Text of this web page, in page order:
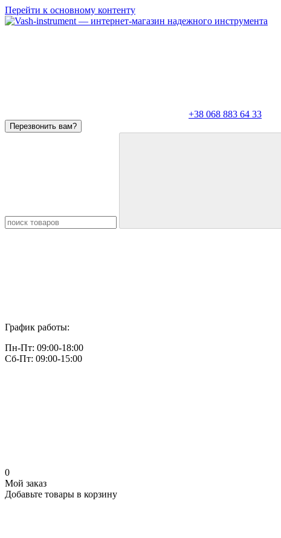
Перейти к основному контенту
+38 068 883 64 33
Перезвонить вам?
График работы:
Пн-Пт: 09:00-18:00
Сб-Пт: 09:00-15:00
0
Мой заказ
Добавьте товары в корзину